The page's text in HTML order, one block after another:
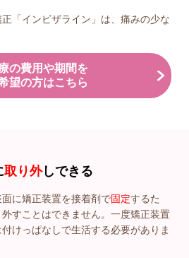
「インビザライン」は、痛みの少な
の費用や期間を
望の方はこちら
取り外しできる
に矯正装置を接着剤で固定するた
すことはできません。一度矯正装置
けっぱなしで生活する必要がありま